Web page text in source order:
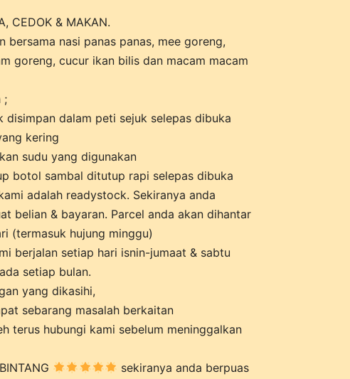
CEDOK & MAKAN.
bersama nasi panas panas, mee goreng,
goreng, cucur ikan bilis dan macam macam
;
disimpan dalam peti sejuk selepas dibuka
kering
sudu yang digunakan
botol sambal ditutup rapi selepas dibuka
adalah readystock. Sekiranya anda
belian & bayaran. Parcel anda akan dihantar
(termasuk hujung minggu)
berjalan setiap hari isnin-jumaat & sabtu
setiap bulan.
yang dikasihi,
sebarang masalah berkaitan
terus hubungi kami sebelum meninggalkan
sekiranya anda berpuas